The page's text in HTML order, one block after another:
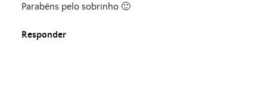
Parabéns pelo sobrinho 🙂
Responder